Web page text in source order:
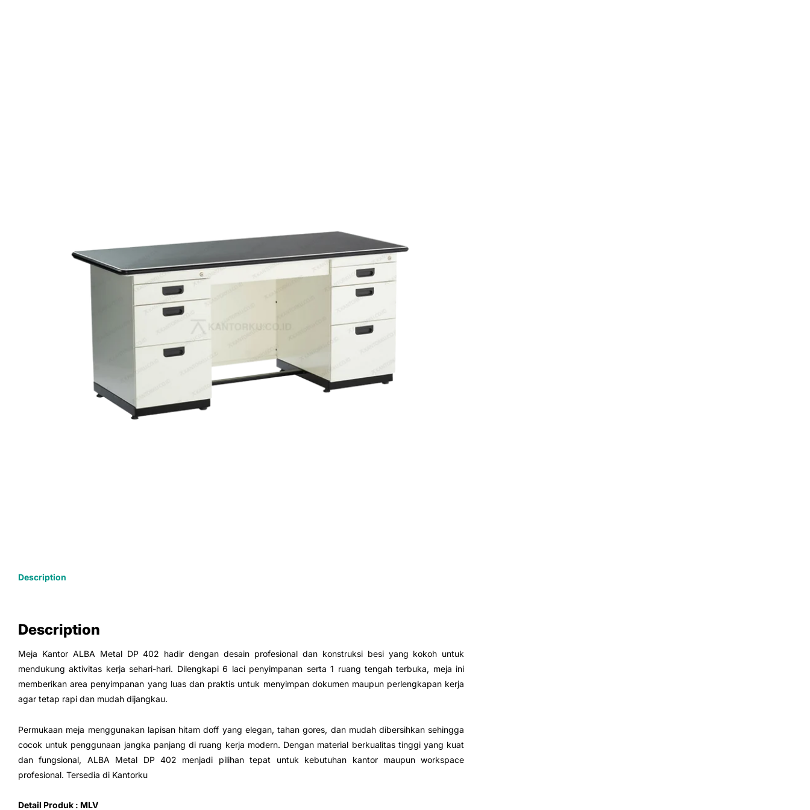
Description
Description
Meja Kantor ALBA Metal DP 402 hadir dengan desain profesional dan konstruksi besi yang kokoh untuk
mendukung aktivitas kerja sehari-hari. Dilengkapi 6 laci penyimpanan serta 1 ruang tengah terbuka, meja ini
memberikan area penyimpanan yang luas dan praktis untuk menyimpan dokumen maupun perlengkapan kerja
agar tetap rapi dan mudah dijangkau.
Permukaan meja menggunakan lapisan hitam doff yang elegan, tahan gores, dan mudah dibersihkan sehingga
cocok untuk penggunaan jangka panjang di ruang kerja modern. Dengan material berkualitas tinggi yang kuat
dan fungsional, ALBA Metal DP 402 menjadi pilihan tepat untuk kebutuhan kantor maupun workspace
profesional. Tersedia di Kantorku
Detail Produk : MLV